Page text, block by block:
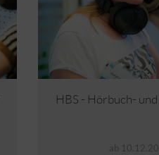
HBS - Hörbuch-
ab